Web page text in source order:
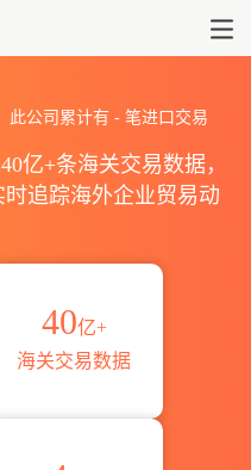
此公司累计有 -笔进口交易
亿+条海关交易数据，
追踪海外企业贸易动
40亿+
海关交易数据